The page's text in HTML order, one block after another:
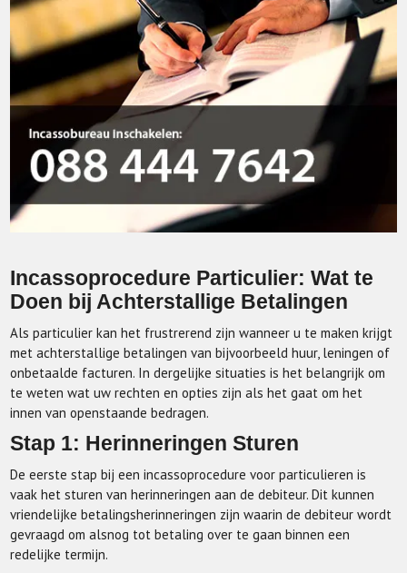
Incassoprocedure Particulier: Wat te
Doen bij Achterstallige Betalingen
Als particulier kan het frustrerend zijn wanneer u te maken krijgt
met achterstallige betalingen van bijvoorbeeld huur, leningen of
onbetaalde facturen. In dergelijke situaties is het belangrijk om
te weten wat uw rechten en opties zijn als het gaat om het
innen van openstaande bedragen.
Stap 1: Herinneringen Sturen
De eerste stap bij een incassoprocedure voor particulieren is
vaak het sturen van herinneringen aan de debiteur. Dit kunnen
vriendelijke betalingsherinneringen zijn waarin de debiteur wordt
gevraagd om alsnog tot betaling over te gaan binnen een
redelijke termijn.